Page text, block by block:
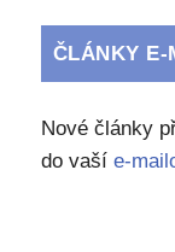
ČLÁNKY E-
Nové články
do vaší e-